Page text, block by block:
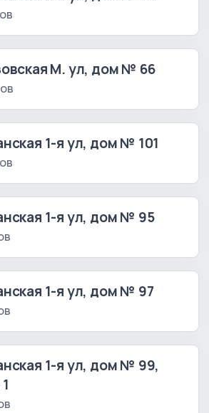
М. ул, дом № 66
1-я ул, дом № 101
1-я ул, дом № 95
1-я ул, дом № 97
1-я ул, дом № 99,